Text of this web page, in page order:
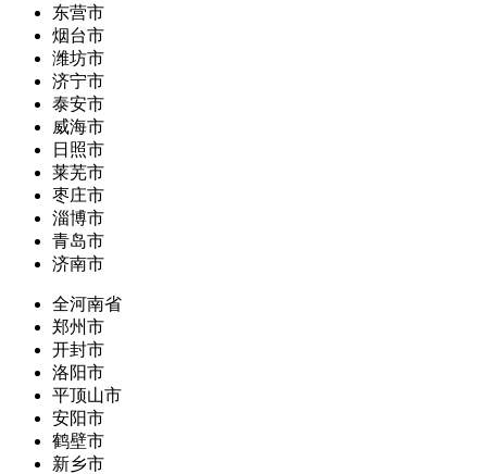
东营市
烟台市
潍坊市
济宁市
泰安市
威海市
日照市
莱芜市
枣庄市
淄博市
青岛市
济南市
全河南省
郑州市
开封市
洛阳市
平顶山市
安阳市
鹤壁市
新乡市